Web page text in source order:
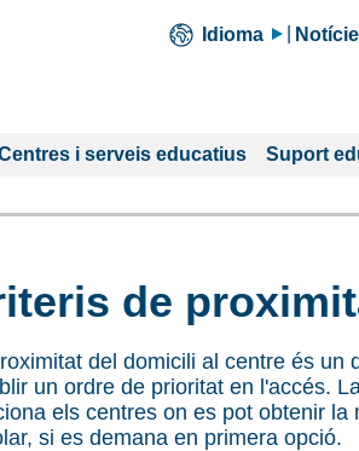
Idioma
i serveis educatius Suport
de
del domicili al centre és un
un ordre de prioritat en l'accés.
els centres on es pot obtenir
si es demana en primera opció.